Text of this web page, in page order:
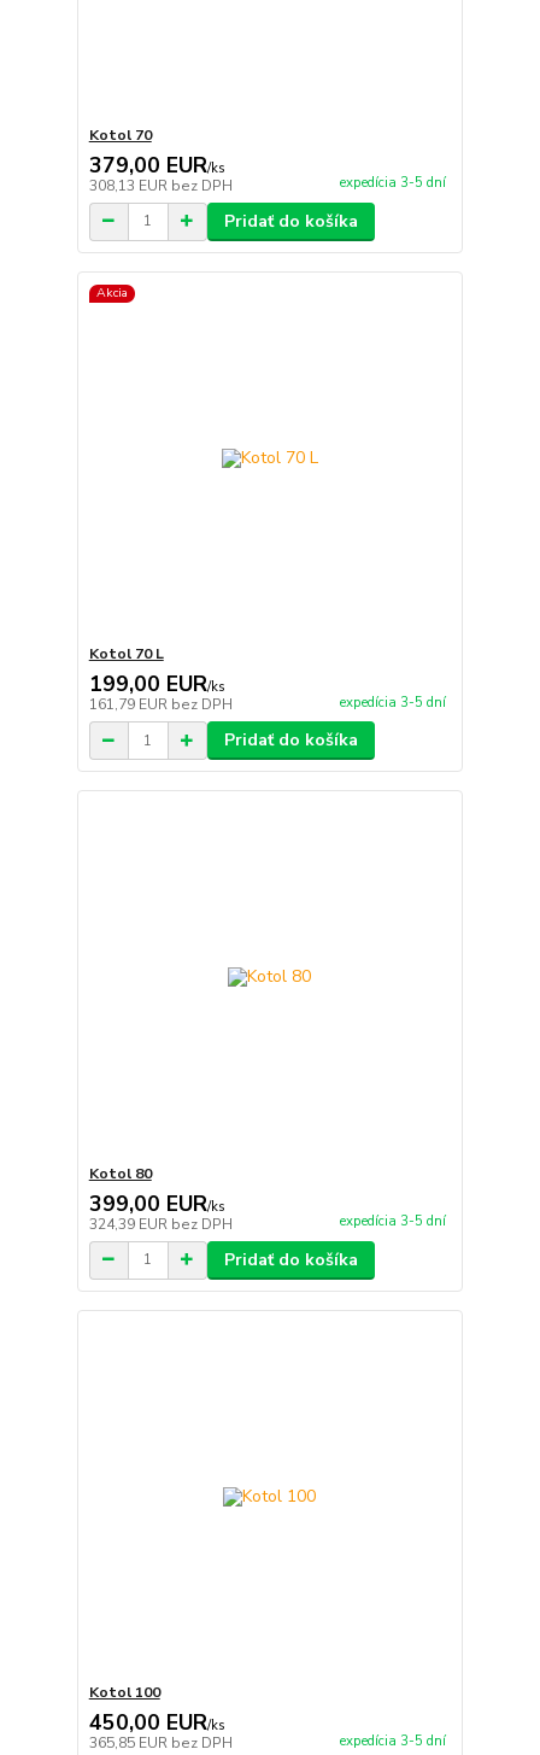
Kotol 70
379,00 EUR/ks
308,13 EUR bez DPH expedícia 3-5 dní
Pridať do košíka
Akcia
Kotol 70 L
199,00 EUR/ks
161,79 EUR bez DPH expedícia 3-5 dní
Pridať do košíka
Kotol 80
399,00 EUR/ks
324,39 EUR bez DPH expedícia 3-5 dní
Pridať do košíka
Kotol 100
450,00 EUR/ks
365,85 EUR bez DPH expedícia 3-5 dní